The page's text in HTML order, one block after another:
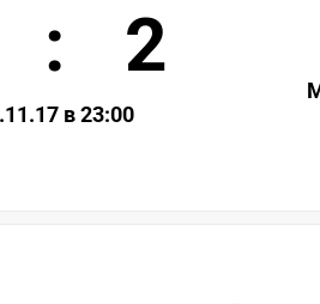
: 2
в 23:00